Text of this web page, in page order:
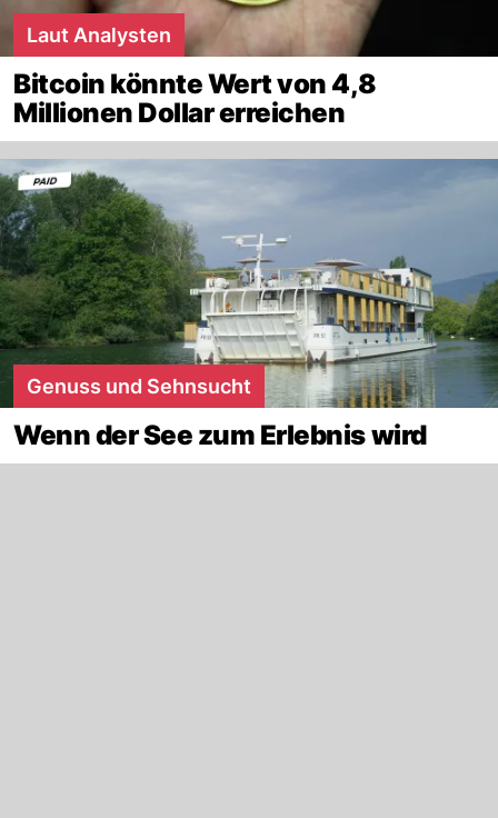
Laut Analysten
Bitcoin könnte Wert von 4,8
Millionen Dollar erreichen
Genuss und Sehnsucht
Wenn der See zum Erlebnis wird